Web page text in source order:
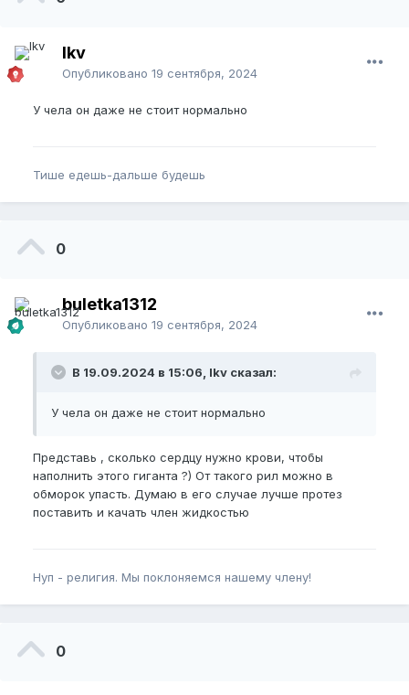
lkv
Опубликовано 19 сентября, 2024
У чела он даже не стоит нормально
Тише едешь-дальше будешь
0
buletka1312
Опубликовано 19 сентября, 2024
В 19.09.2024 в 15:06, lkv сказал:
У чела он даже не стоит нормально
Представь , сколько сердцу нужно крови, чтобы
наполнить этого гиганта ?) От такого рил можно в
обморок упасть. Думаю в его случае лучше протез
поставить и качать член жидкостью
Нуп - религия. Мы поклоняемся нашему члену!
0